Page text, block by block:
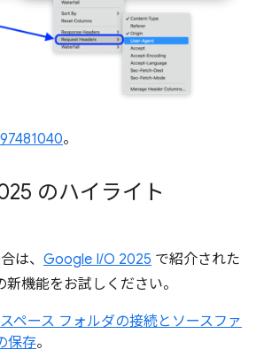
。
のハイライト
は、 Google I/O 2025 で紹介された
機能をお試しください。
ペース フォルダの接続とソースファ
保存。